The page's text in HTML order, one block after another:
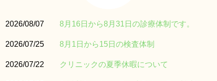
2026/08/07 8月16日から8月31日の診療体制です。
2026/07/25 8月1日から15日の検査体制
2026/07/22 クリニックの夏季休暇について